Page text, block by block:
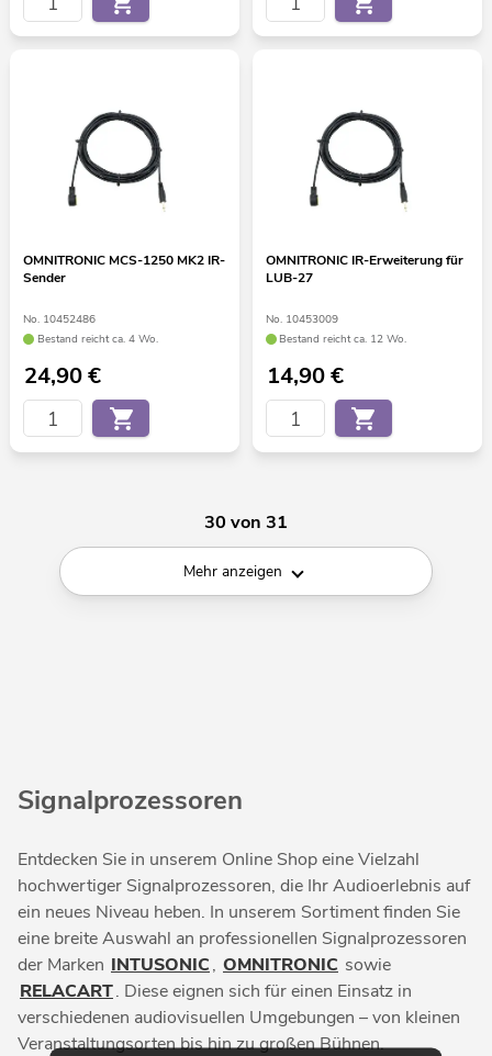
OMNITRONIC MCS-1250 MK2 IR-
Sender
No. 10452486
Bestand reicht ca. 4 Wo.
24,90€
OMNITRONIC IR-Erweiterung für
LUB-27
No. 10453009
Bestand reicht ca. 12 Wo.
14,90€
30 von 31
Mehr anzeigen
Signalprozessoren
Entdecken Sie in unserem Online Shop eine Vielzahl
hochwertiger Signalprozessoren, die Ihr Audioerlebnis auf
ein neues Niveau heben. In unserem Sortiment finden Sie
eine breite Auswahl an professionellen Signalprozessoren
der Marken INTUSONIC, OMNITRONIC sowie
RELACART. Diese eignen sich für einen Einsatz in
verschiedenen audiovisuellen Umgebungen – von kleinen
Veranstaltungsorten bis hin zu großen Bühnen.